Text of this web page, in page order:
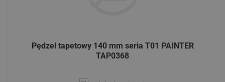
Pędzel tapetowy 140 mm seria T01 PAINTER
TAP0368